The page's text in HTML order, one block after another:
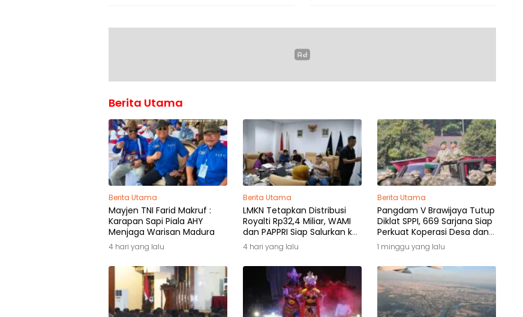
Berita Utama
Berita Utama
Mayjen TNI Farid Makruf :
Karapan Sapi Piala AHY
Menjaga Warisan Madura
4 hari yang lalu
Berita Utama
LMKN Tetapkan Distribusi
Royalti Rp32,4 Miliar, WAMI
dan PAPPRI Siap Salurkan ke
Pemilik Hak
4 hari yang lalu
Berita Utama
Pangdam V Brawijaya Tutup
Diklat SPPI, 669 Sarjana Siap
Perkuat Koperasi Desa dan
Kampung Nelayan
1 minggu yang lalu